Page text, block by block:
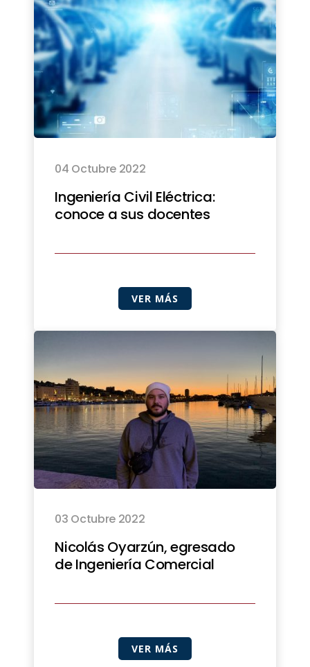
04 Octubre 2022
Ingeniería Civil Eléctrica:
conoce a sus docentes
VER MÁS
03 Octubre 2022
Nicolás Oyarzún, egresado
de Ingeniería Comercial
VER MÁS